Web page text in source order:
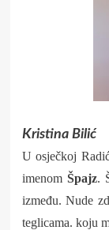
Kristina Bilić
U osječkoj
imenom Špajz.
između. Nude
teglicama. koju